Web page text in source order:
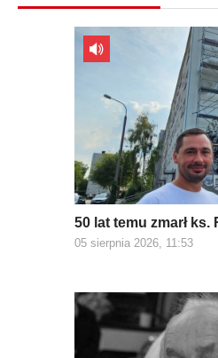
50 lat temu zmarł
05 sierpnia 2026, 11:53